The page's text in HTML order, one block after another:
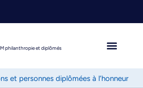
philanthropie et diplômés
et personnes diplômées à l’honneur